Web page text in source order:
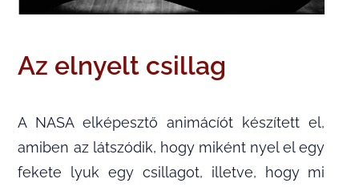
Az elnyelt csillag
A NASA elképesztő animácíót készített el,
amiben az látszódik, hogy miként nyel el egy
fekete lyuk egy csillagot, illetve, hogy mi